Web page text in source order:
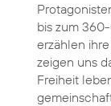
bis zum
erzählen
zeigen uns
Freiheit